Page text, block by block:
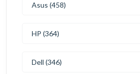
Asus (458)
HP (364)
Dell (346)